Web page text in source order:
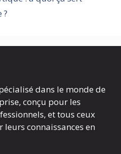
?
dans le monde de
conçu pour les
et tous ceux
connaissances en